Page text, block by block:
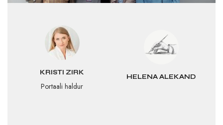
KRISTI ZIRK
Portaali haldur
HELENA ALEKAND